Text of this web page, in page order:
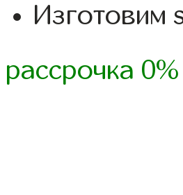
Изготовим
рассрочка